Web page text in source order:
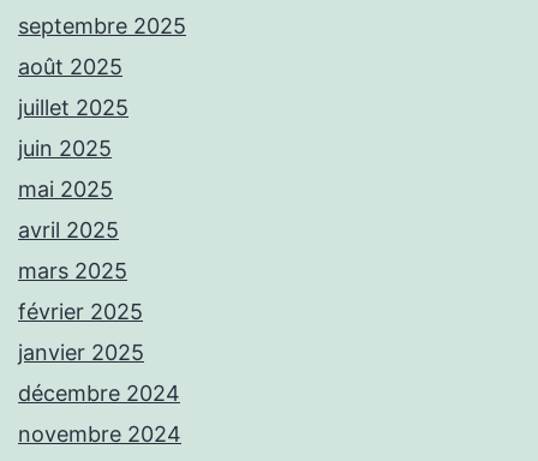
septembre 2025
août 2025
juillet 2025
juin 2025
mai 2025
avril 2025
mars 2025
février 2025
janvier 2025
décembre 2024
novembre 2024